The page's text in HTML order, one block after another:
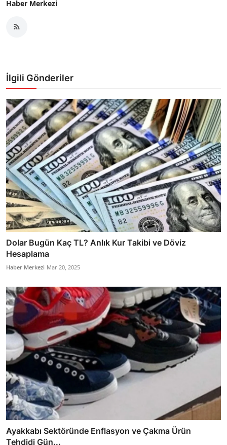
Haber Merkezi
İlgili Gönderiler
Dolar Bugün Kaç TL? Anlık Kur Takibi ve Döviz
Hesaplama
Haber Merkezi Mar 20, 2025
Ayakkabı Sektöründe Enflasyon ve Çakma Ürün
Tehdidi Gün...